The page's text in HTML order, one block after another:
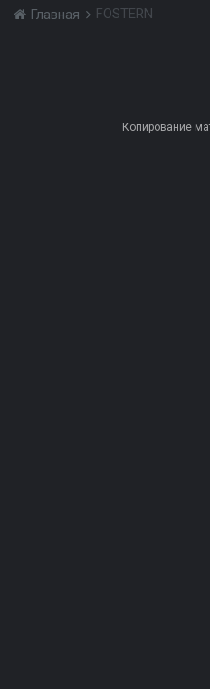
Главная FOSTERN
Копирование